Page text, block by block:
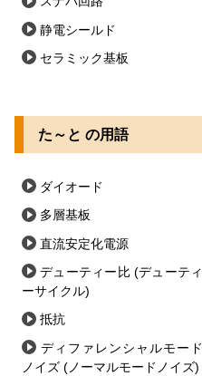
静電シールド
セラミック基板
た～と の用語
ダイオード
多層基板
直流安定化電源
デューティー比 (デューティ
ーサイクル)
抵抗
ディファレンシャルモード
ノイズ (ノーマルモードノイズ)